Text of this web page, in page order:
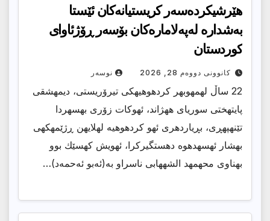
هێرشیكرده‌سه‌ر كریستیانه‌كان ئێستا
به‌شداره‌ له‌په‌لاماره‌كان بۆسه‌ر ڕۆژئاواى
كوردستان
کانوونی دووەم 28, 2026 نوسەر
22 ساڵ لهمهوبهر كردهوهیهكى تیرۆریستى، دیمهشقى
پایتهختى سوریاى ههژاند، ئهوكات زۆرى بهسهردا
تێنهپهڕى، بڕیاردهرى ئهو كردهوهیه لهلایهن ڕژێمهكهى
بهشار ئهسهدهوه دهستگیركرا، ئهویش كهسێك بوو
بهناوى محهمهد الشههابی ناسراو به(ئەبو ئەحمەد)…